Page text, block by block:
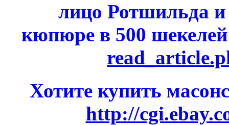
лицо Ротшильда и
кюпюре в 500
Хотите купить
http://